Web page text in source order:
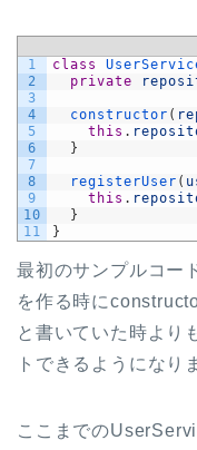
1
2
3
4
5
6
7
8
9
10
11
class
private
constructor (
this .
}
registerUser (
this .
}
}
最初のサンプルコー
を作る時に
と書いていた時より
トできるようになり
ここまでの